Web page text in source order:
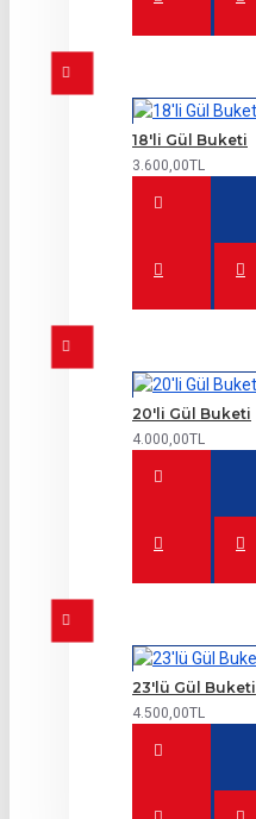
18'li Gül Buketi
3.600,00TL
20'li Gül Buketi
4.000,00TL
23'lü Gül Buketi
4.500,00TL